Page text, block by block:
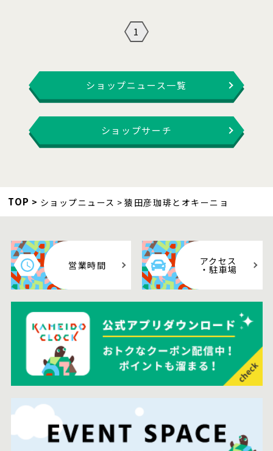
1
ショップニュース一覧
ショップサーチ
TOP ショップニュース 猿田彦珈琲とオキーニョ
営業時間 アクセス
・駐車場